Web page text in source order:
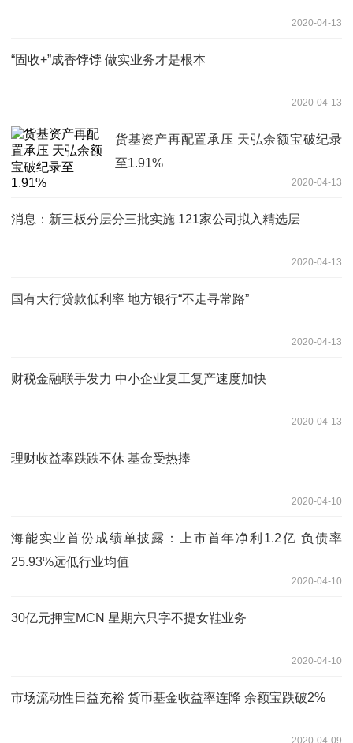
2020-04-13
“固收+”成香饽饽 做实业务才是根本
2020-04-13
货基资产再配置承压 天弘余额宝破纪录
至1.91%
2020-04-13
消息：新三板分层分三批实施 121家公司拟入精选层
2020-04-13
国有大行贷款低利率 地方银行“不走寻常路”
2020-04-13
财税金融联手发力 中小企业复工复产速度加快
2020-04-13
理财收益率跌跌不休 基金受热捧
2020-04-10
海能实业首份成绩单披露：上市首年净利1.2亿 负债率
25.93%远低行业均值
2020-04-10
30亿元押宝MCN 星期六只字不提女鞋业务
2020-04-10
市场流动性日益充裕 货币基金收益率连降 余额宝跌破2%
2020-04-09